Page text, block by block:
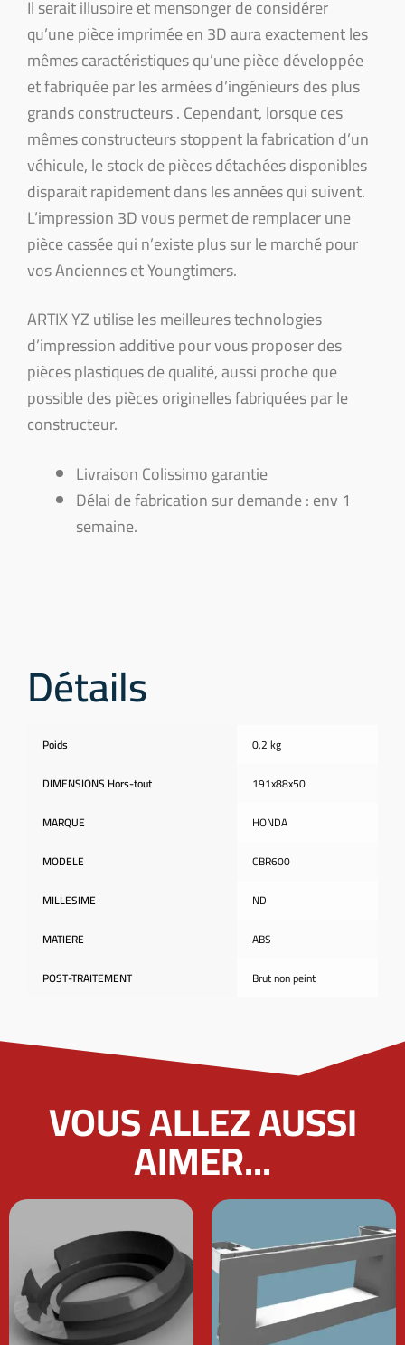
Il serait illusoire et mensonger de considérer
qu’une pièce imprimée en 3D aura exactement les
mêmes caractéristiques qu’une pièce développée
et fabriquée par les armées d’ingénieurs des plus
grands constructeurs . Cependant, lorsque ces
mêmes constructeurs stoppent la fabrication d’un
véhicule, le stock de pièces détachées disponibles
disparait rapidement dans les années qui suivent.
L’impression 3D vous permet de remplacer une
pièce cassée qui n’existe plus sur le marché pour
vos Anciennes et Youngtimers.
ARTIX YZ utilise les meilleures technologies
d’impression additive pour vous proposer des
pièces plastiques de qualité, aussi proche que
possible des pièces originelles fabriquées par le
constructeur.
Livraison Colissimo garantie
Délai de fabrication sur demande : env 1
semaine.
Détails
Poids
0,2 kg
DIMENSIONS Hors-tout
191x88x50
MARQUE
HONDA
MODELE
CBR600
MILLESIME
ND
MATIERE
ABS
POST-TRAITEMENT
Brut non peint
VOUS ALLEZ AUSSI
AIMER...